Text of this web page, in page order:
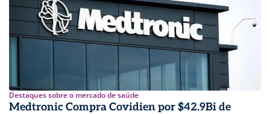
Destaques sobre o mercado de saúde
Medtronic Compra Covidien por $42.9Bi de